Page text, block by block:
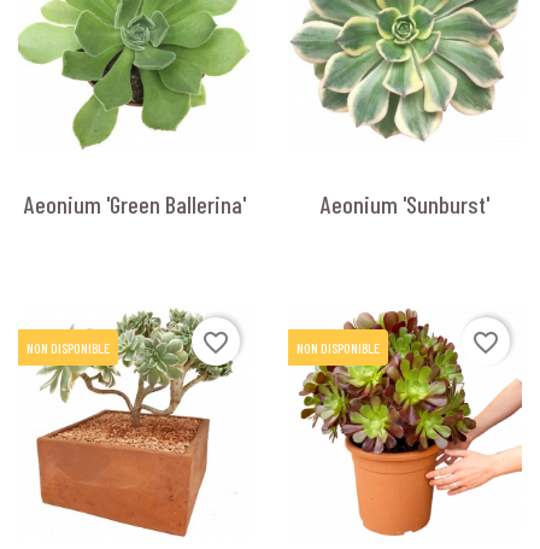
Aeonium 'Green Ballerina' Aeonium 'Sunburst'
NON DISPONIBLE favorite_border NON DISPONIBLE favorite_border